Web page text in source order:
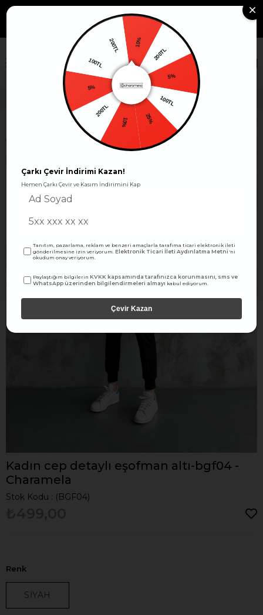
Whatsapp Sipariş: +90 530
799TL VE ÜZERİ KARGO
ÜCRETSİZ!
Sipariş
Kadın cep detaylı eşofman altı-bgf04 - Charamela
Kadın cep detaylı eşofman altı-bgf04 -
Charamela
Stok Kodu (BGF04)
Renk
SİYAH
10%
200TL
5%
100TL
25%
10%
200TL
5%
100TL
200TL
Çarkı Çevir İndirimi Kazan!
Hemen Çarkı Çevir ve Kasım İndirimini Kap
Tanıtım, pazarlama, reklam ve benzeri amaçlarla tarafıma ticari elektronik ileti
gönderilmesine izin veriyorum.Elektronik Ticari İleti Aydınlatma Metni 'ni
okudum onay veriyorum.
Paylaştığım bilgilerinKVKK kapsamında tarafınızca korunmasını, sms ve
WhatsApp üzerinden bilgilendirmeleri almayı kabul ediyorum.
Çevir Kazan